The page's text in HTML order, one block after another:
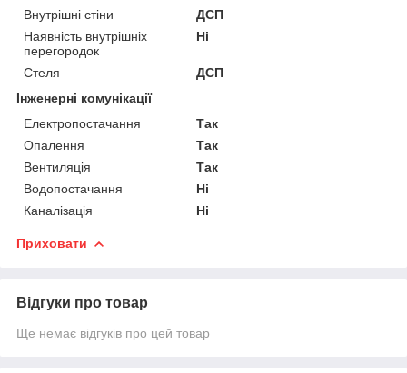
Внутрішні стіни
ДСП
Наявність внутрішніх
перегородок
Ні
Стеля
ДСП
Інженерні комунікації
Електропостачання
Так
Опалення
Так
Вентиляція
Так
Водопостачання
Ні
Каналізація
Ні
Приховати
Відгуки про товар
Ще немає відгуків про цей товар